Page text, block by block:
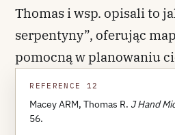
Thomas i wsp. opisali to
serpentyny”, oferując
pomocną w planowaniu
REFERENCE 12
Macey ARM, Thomas R. J Hand
56.